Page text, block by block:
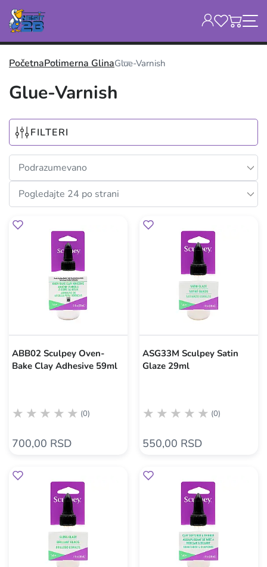
PočetnaPolimerna GlinaGlue-Varnish
Glue-Varnish
FILTERI
ABB02 Sculpey Oven-
Bake Clay Adhesive 59ml
(0)
700,00 RSD
ASG33M Sculpey Satin
Glaze 29ml
(0)
550,00 RSD